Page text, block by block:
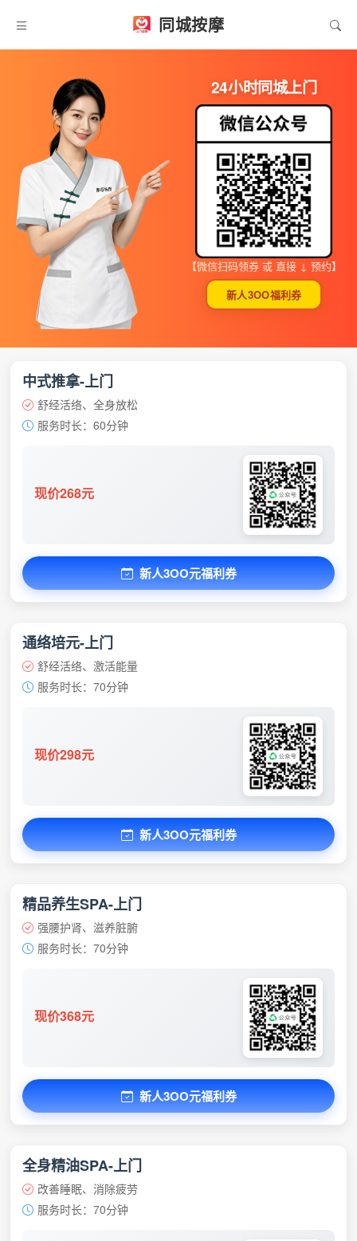
同城按摩
24小时同城上门
【微信扫码领券 或 直接 ↓ 预约】
新人3OO福利券
中式推拿-上门
舒经活络、全身放松
服务时长：60分钟
现价268元
新人3OO元福利券
通络培元-上门
舒经活络、激活能量
服务时长：70分钟
现价298元
新人3OO元福利券
精品养生SPA-上门
强腰护肾、滋养脏腑
服务时长：70分钟
现价368元
新人3OO元福利券
全身精油SPA-上门
改善睡眠、消除疲劳
服务时长：70分钟